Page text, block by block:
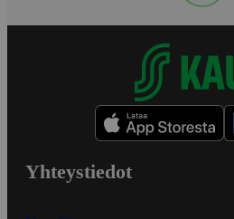
Yhteystiedot